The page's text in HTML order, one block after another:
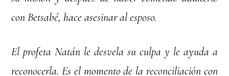
con Betsabé, hace asesinar al esposo.
El profeta Natán le desvela su culpa y le ayuda a
reconocerla. Es el momento de la reconciliación con